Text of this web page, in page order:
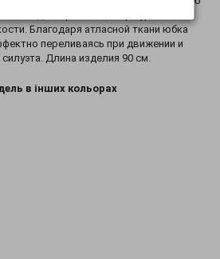
адаптироваться к фигуре и
Благодаря атласной ткани юбка
переливаясь при движении и
Длина изделия 90 см.
в інших кольорах